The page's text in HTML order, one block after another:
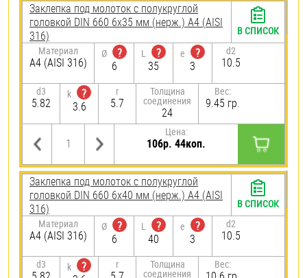
Заклепка под молоток с полукруглой
головкой DIN 660 6х35 мм (нерж.) A4 (AISI
316)
Материал
A4 (AISI 316)
Ø
?
6
L
?
35
e
?
3
d2
10.5
d3
5.82
k
?
3.6
r
5.7
Толщина
соединения
24
Вес:
9.45 гр.
Цена:
106р. 44коп.
В СПИСОК
Заклепка под молоток с полукруглой
головкой DIN 660 6х40 мм (нерж.) A4 (AISI
316)
Материал
A4 (AISI 316)
Ø
?
6
L
?
40
e
?
3
d2
10.5
d3 k
?
r Толщина
соединения
Вес:
В СПИСОК